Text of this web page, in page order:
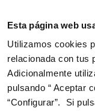
Esta página web
Utilizamos cookies
relacionada con tus
Adicionalmente
pulsando “ Aceptar
“Configurar”. Si